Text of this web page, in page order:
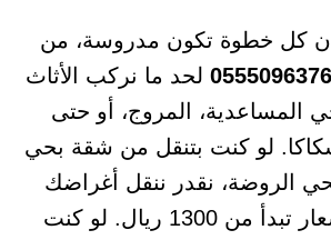
كل خطوة تكون مدروسة، من
0555096376 لحد ما نركب الأثاث
المساعدية، المروج، أو حتى
لو كنت بتنقل من شقة بحي
بحي الروضة، نقدر ننقل أغراضك
خلال يوم واحد بأسعار تبدأ من 1300 ريال. لو كنت